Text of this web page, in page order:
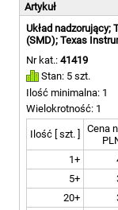
Artykuł
Układ nadzorujący;
(SMD); Texas
Nr kat.: 41419
Stan: 5 szt.
Ilość minimalna: 1
Wielokrotność: 1
Ilość [ szt. ]
Cena
1+
5+
20+